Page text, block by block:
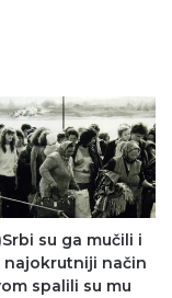
su ga mučili i
najokrutniji način
spalili su mu